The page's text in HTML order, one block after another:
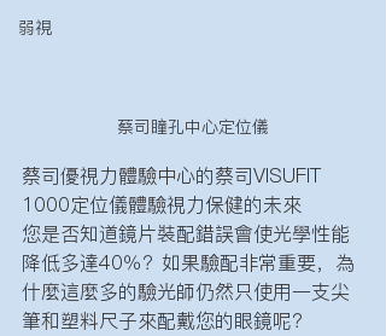
弱視
蔡司瞳孔中心定位儀
蔡司優視力體驗中心的蔡司VISUFIT
1000定位儀體驗視力保健的未來
您是否知道鏡片裝配錯誤會使光學性能
降低多達40％？如果驗配非常重要，為
什麼這麼多的驗光師仍然只使用一支尖
筆和塑料尺子來配戴您的眼鏡呢？